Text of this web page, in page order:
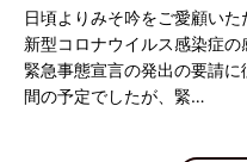
日頃よりみそ吟をご愛顧いた
新型コロナウイルス感染症
緊急事態宣言の発出の要請
間の予定でしたが、緊…